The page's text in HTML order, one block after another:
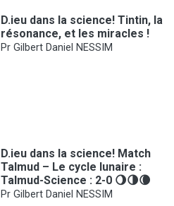
D.ieu dans la science! Tintin, la
résonance, et les miracles !
Pr Gilbert Daniel NESSIM
D.ieu dans la science! Match
Talmud – Le cycle lunaire :
Talmud-Science : 2-0 🌖🌗🌘
Pr Gilbert Daniel NESSIM